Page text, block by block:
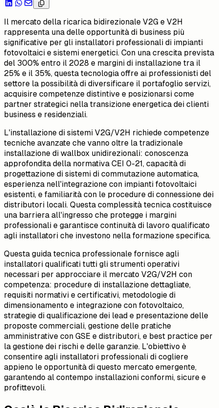
Il mercato della ricarica bidirezionale V2G e V2H
rappresenta una delle opportunità di business più
significative per gli installatori professionali di impianti
fotovoltaici e sistemi energetici. Con una crescita prevista
del 300% entro il 2028 e margini di installazione tra il
25% e il 35%, questa tecnologia offre ai professionisti del
settore la possibilità di diversificare il portafoglio servizi,
acquisire competenze distintive e posizionarsi come
partner strategici nella transizione energetica dei clienti
business e residenziali.
L'installazione di sistemi V2G/V2H richiede competenze
tecniche avanzate che vanno oltre la tradizionale
installazione di wallbox unidirezionali: conoscenza
approfondita della normativa CEI 0-21, capacità di
progettazione di sistemi di commutazione automatica,
esperienza nell'integrazione con impianti fotovoltaici
esistenti, e familiarità con le procedure di connessione dei
distributori locali. Questa complessità tecnica costituisce
una barriera all'ingresso che protegge i margini
professionali e garantisce continuità di lavoro qualificato
agli installatori che investono nella formazione specifica.
Questa guida tecnica professionale fornisce agli
installatori qualificati tutti gli strumenti operativi
necessari per approcciare il mercato V2G/V2H con
competenza: procedure di installazione dettagliate,
requisiti normativi e certificativi, metodologie di
dimensionamento e integrazione con fotovoltaico,
strategie di qualificazione dei lead e presentazione delle
proposte commerciali, gestione delle pratiche
amministrative con GSE e distributori, e best practice per
la gestione dei rischi e delle garanzie. L'obiettivo è
consentire agli installatori professionali di cogliere
appieno le opportunità di questo mercato emergente,
garantendo al contempo installazioni conformi, sicure e
profittevoli.